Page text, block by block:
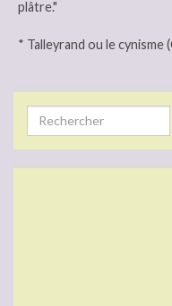
plâtre."
* Talleyrand ou le
Search for: